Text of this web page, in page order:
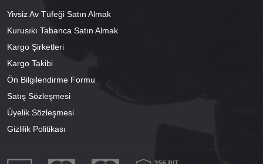
Yivsiz Av Tüfeği Satın Almak
Kurusıkı Tabanca Satın Almak
Kargo Şirketleri
Kargo Takibi
Ön Bilgilendirme Formu
Satış Sözleşmesi
Üyelik Sözleşmesi
Gizlilik Politikası